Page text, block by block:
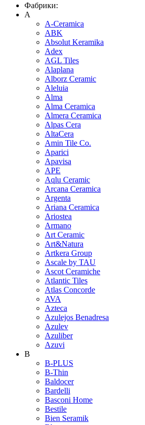
Фабрики:
A
A-Ceramica
ABK
Absolut Keramika
Adex
AGL Tiles
Alaplana
Alborz Ceramic
Aleluia
Alma
Alma Ceramica
Almera Ceramica
Alpas Cera
AltaCera
Amin Tile Co.
Aparici
Apavisa
APE
Aqlu Ceramic
Arcana Ceramica
Argenta
Ariana Ceramica
Ariostea
Armano
Art Ceramic
Art&Natura
Artkera Group
Ascale by TAU
Ascot Ceramiche
Atlantic Tiles
Atlas Concorde
AVA
Azteca
Azulejos Benadresa
Azulev
Azuliber
Azuvi
B
B-PLUS
B-Thin
Baldocer
Bardelli
Basconi Home
Bestile
Bien Seramik